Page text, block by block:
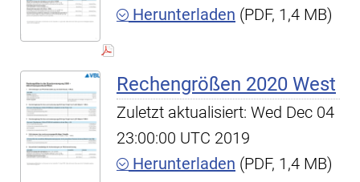
Herunterladen (PDF, 1,4 MB)
Rechengrößen 2020 West
Zuletzt aktualisiert: Wed Dec 04
23:00:00 UTC 2019
Herunterladen (PDF, 1,4 MB)